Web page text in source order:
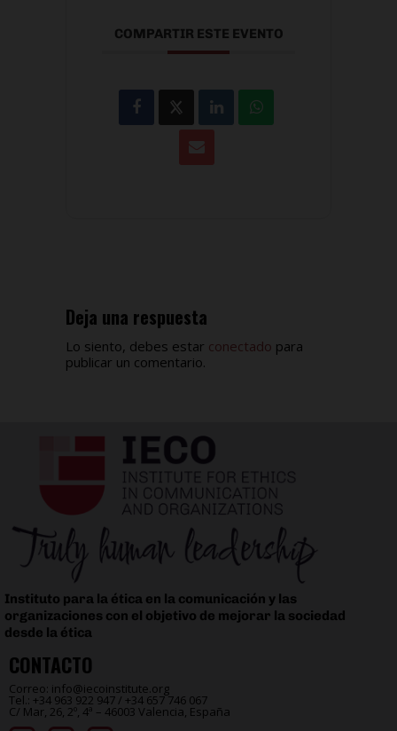
COMPARTIR ESTE EVENTO
Deja una respuesta
Lo siento, debes estar conectado para
publicar un comentario.
Instituto para la ética en la comunicación y las
organizaciones con el objetivo de mejorar la sociedad
desde la ética
CONTACTO
Correo: info@iecoinstitute.org
Tel.: +34 963 922 947 / +34 657 746 067
C/ Mar, 26, 2º, 4ª – 46003 Valencia, España